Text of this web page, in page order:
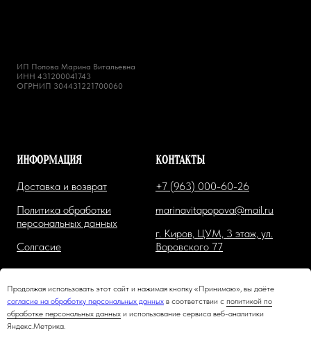
Продолжая использовать этот сайт и нажимая кнопку «Принимаю», вы даёте
согласие на обработку персональных данных в соответствии с политикой по
обработке персональных данных и использование сервиса веб-аналитики
Яндекс.Метрика.
ИП Попова Марина Витальевна
ИНН 431200041743
ОГРНИП 304431221700060
ИНФОРМАЦИЯ
Доставка и возврат
Политика обработки
персональных данных
Солгасие
КОНТАКТЫ
+7 (963) 000-60-26
marinavitapopova@mail.ru
г. Киров, ЦУМ, 3 этаж, ул.
Воровского 77